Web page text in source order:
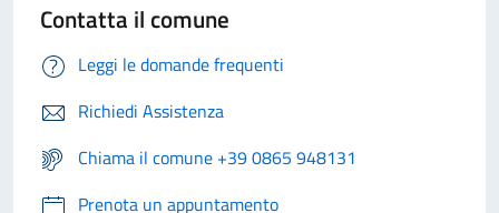
Contatta il comune
Leggi le domande frequenti
Richiedi Assistenza
Chiama il comune +39 0865 948131
Prenota un appuntamento